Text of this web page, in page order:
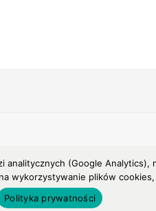
(Google
wykorzystywanie plików
Polityka prywatności